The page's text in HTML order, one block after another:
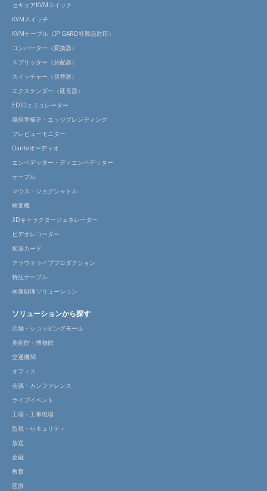
セキュアKVMスイッチ
KVMスイッチ
KVMケーブル（IP GARD社製品対応）
コンバーター（変換器）
スプリッター（分配器）
スイッチャー（切替器）
エクステンダー（延長器）
EDIDエミュレーター
幾何学補正・エッジブレンディング
プレビューモニター
Danteオーディオ
エンベデッター・ディエンベデッター
ケーブル
マウス・ジョグシャトル
検査機
3Dキャラクタージェネレーター
ビデオレコーダー
拡張カード
クラウドライブプロダクション
特注ケーブル
画像処理ソリューション
ソリューションから探す
店舗・ショッピングモール
美術館・博物館
交通機関
オフィス
会議・カンファレンス
ライブイベント
工場・工事現場
監視・セキュリティ
放送
金融
教育
医療